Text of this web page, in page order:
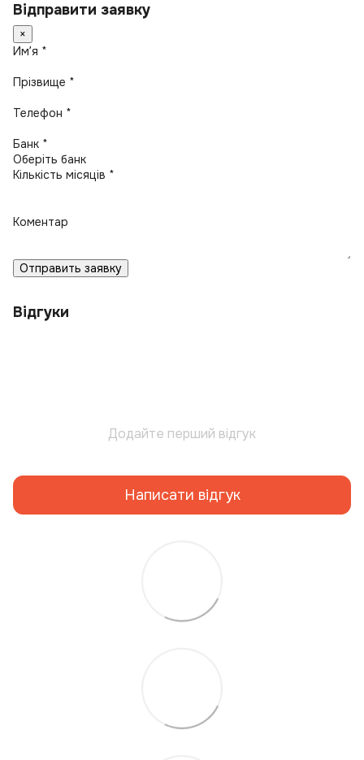
Відправити заявку
×
Имʼя *
Прізвище *
Телефон *
Банк *
Кількість місяців *
Коментар
Отправить заявку
Відгуки
Додайте перший відгук
Написати відгук